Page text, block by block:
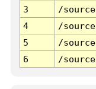
3
/
4
/
5
/
6
/